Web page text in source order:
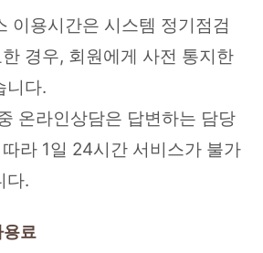
이용시간은 시스템 정기점검
경우, 회원에게 사전 통지한
니다.
온라인상담은 답변하는 담당
라 1일 24시간 서비스가 불가
다.
료